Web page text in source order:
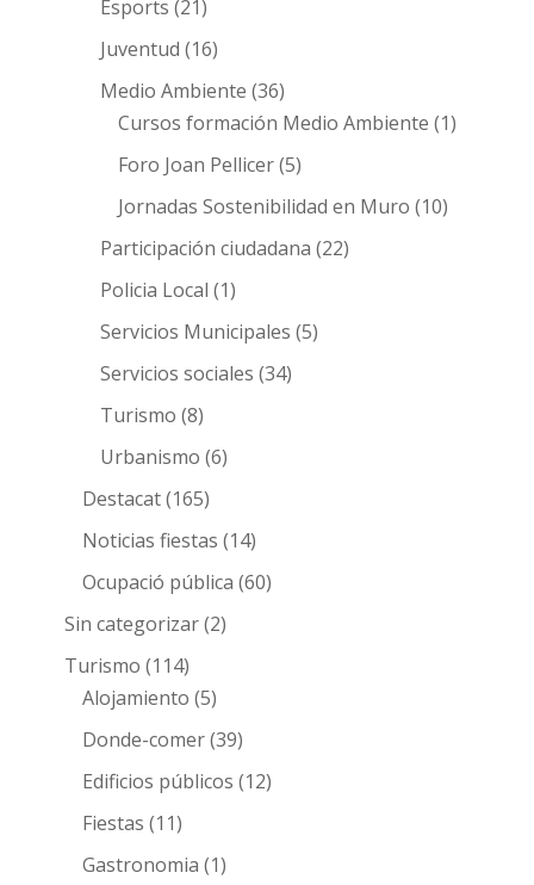
Esports (21)
Juventud (16)
Medio Ambiente (36)
Cursos formación Medio Ambiente (1)
Foro Joan Pellicer(5)
Jornadas Sostenibilidad en Muro (10)
Participación ciudadana (22)
Policia Local (1)
Servicios Municipales (5)
Servicios sociales (34)
Turismo (8)
Urbanismo (6)
Destacat(165)
Noticias fiestas (14)
Ocupació pública (60)
Sin categorizar(2)
Turismo (114)
Alojamiento (5)
Donde-comer(39)
Edificios públicos (12)
Fiestas (11)
Gastronomia (1)